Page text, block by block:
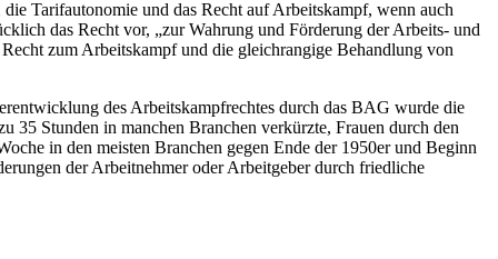
Tarifautonomie und das Recht auf Arbeitskampf, wenn auch
das Recht vor, „zur Wahrung und Förderung der Arbeits- und
zum Arbeitskampf und die gleichrangige Behandlung von
des Arbeitskampfrechtes durch das BAG wurde die
35 Stunden in manchen Branchen verkürzte, Frauen durch den
in den meisten Branchen gegen Ende der 1950er und Beginn
der Arbeitnehmer oder Arbeitgeber durch friedliche